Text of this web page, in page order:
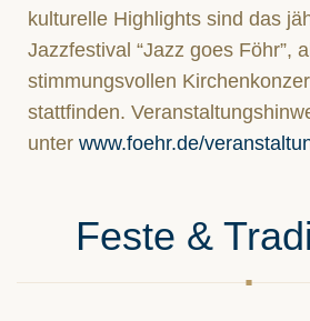
kulturelle Highlights sind das
Jazzfestival “Jazz goes Föhr”,
stimmungsvollen
stattfinden.
unter www.foehr.de/
Feste &